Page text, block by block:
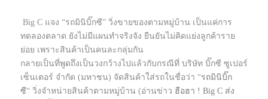
Big C แจง “รถมินิบิ๊กซี” วิ่งขายของตามหมู่บ้าน เป็นแค่การ
ทดลองตลาด ยังไม่มีแผนทำจริงจัง ยืนยันไม่คิดแย่งลูกค้าราย
ย่อย เพราะสินค้าเป็นคนละกลุ่มกัน
กลายเป็นที่พูดถึงเป็นวงกว้างไปแล้วกับกรณีที่ บริษัท บิ๊กซี ซูเปอร์
เซ็นเตอร์ จำกัด (มหาชน) จัดสินค้าใส่รถในชื่อว่า “รถมินิบิ๊ก
ซี“ วิ่งจำหน่ายสินค้าตามหมู่บ้าน (อ่านข่าว ฮือฮา ! Big C ส่ง